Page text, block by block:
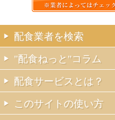
配食業者を検索
"配食ねっと"コラム
配食サービスとは？
このサイトの使い方